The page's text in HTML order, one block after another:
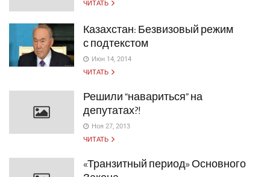
ЧИТАТЬ
Казахстан: Безвизовый режим
с подтекстом
Июн 14, 2014
ЧИТАТЬ
Решили “навариться” на
депутатах?!
Ноя 27, 2013
ЧИТАТЬ
«Транзитный период» Основного